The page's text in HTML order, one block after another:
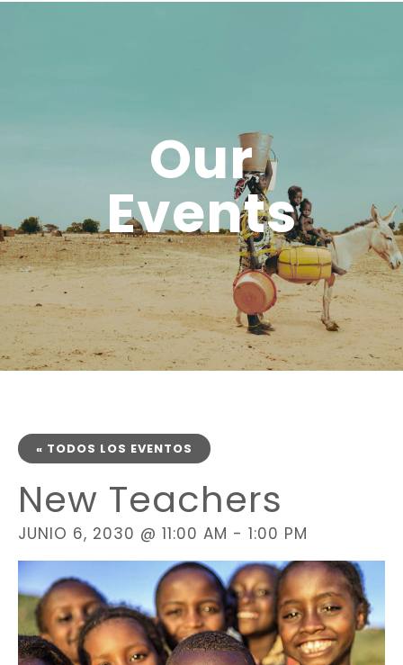
Our
Events
« TODOS LOS EVENTOS
New Teachers
JUNIO 6, 2030 @ 11:00 AM - 1:00 PM